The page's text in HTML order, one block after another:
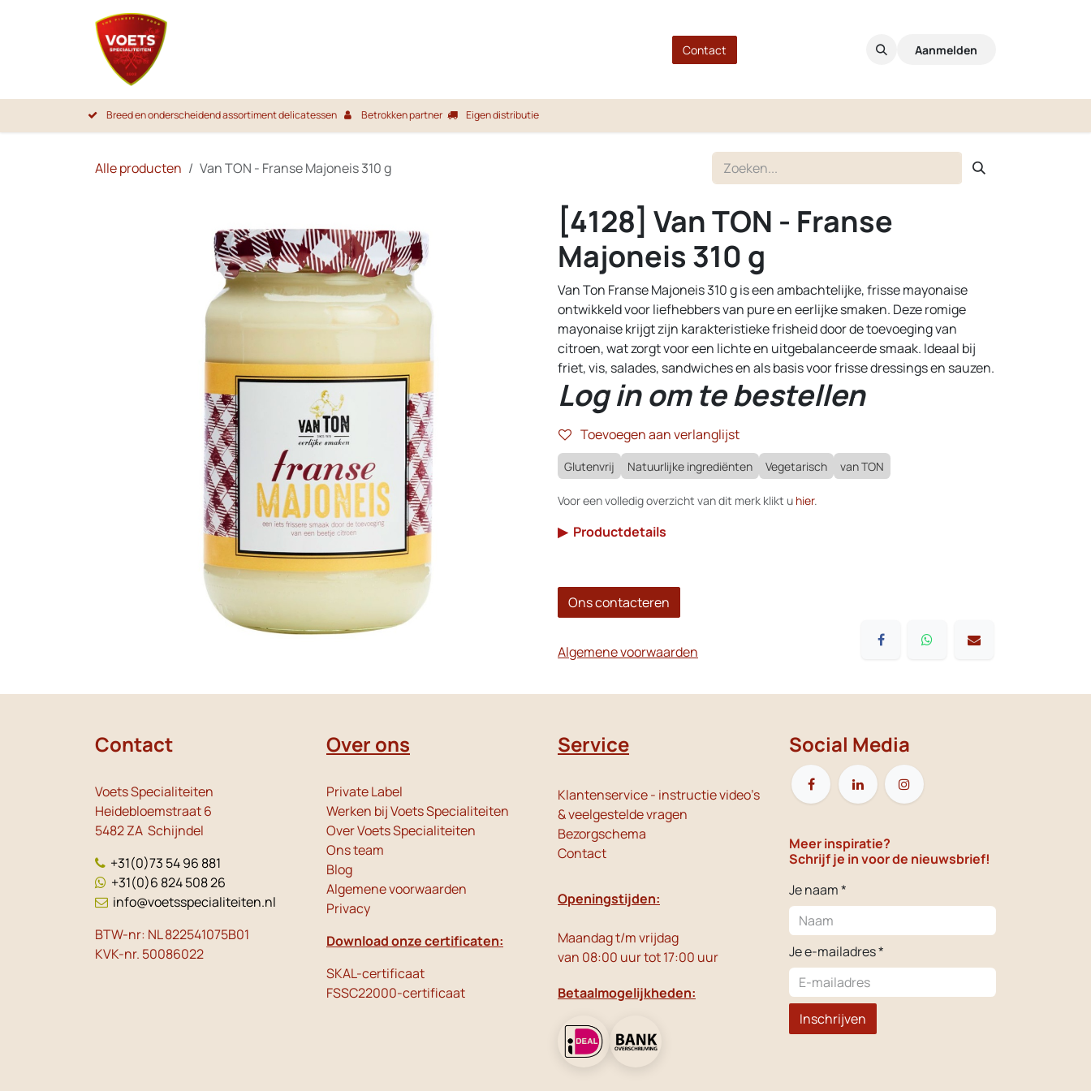
Overslaan naar inhoud
Contact Aanmelden
Breed en onderscheidend assortiment delicatessen Betrokken partner Eigen distributie
Alle producten Van TON - Franse Majoneis 310 g
[4128] Van TON - Franse
Majoneis 310 g
Van Ton Franse Majoneis 310 g is een ambachtelijke, frisse mayonaise
ontwikkeld voor liefhebbers van pure en eerlijke smaken. Deze romige
mayonaise krijgt zijn karakteristieke frisheid door de toevoeging van
citroen, wat zorgt voor een lichte en uitgebalanceerde smaak. Ideaal bij
friet, vis, salades, sandwiches en als basis voor frisse dressings en sauzen.
Log in om te bestellen
Toevoegen aan verlanglijst
Glutenvrij Natuurlijke ingrediënten Vegetarisch van TON
Voor een volledig overzicht van dit merk klikt u hier.
▶ Productdetails
Ons contacteren
Algemene voorwaarden
Contact
Voets Specialiteiten
Heidebloemstraat 6
5482 ZA Schijndel
+31(0)73 54 96 881
+31(0)6 824 508 26
info@voetsspecialiteiten.nl
BTW-nr: NL 822541075B01
KVK-nr. 50086022
Over ons
Private Label
Werken bij Voets Specialiteiten
Over Voets Specialiteiten
Ons team
Blog
Algemene voorwaarden
Privacy
Download onze certificaten:
SKAL-certificaat
FSSC22000-certificaat
Service
Klantenservice - instructie video's
& veelgestelde vragen
Bezorgschema
Contact
Openingstijden:
Maandag t/m vrijdag
van 08:00 uur tot 17:00 uur
Betaalmogelijkheden:
Social Media
Meer inspiratie?
Schrijf je in voor de nieuwsbrief!
Je naam *
Je e-mailadres *
Inschrijven